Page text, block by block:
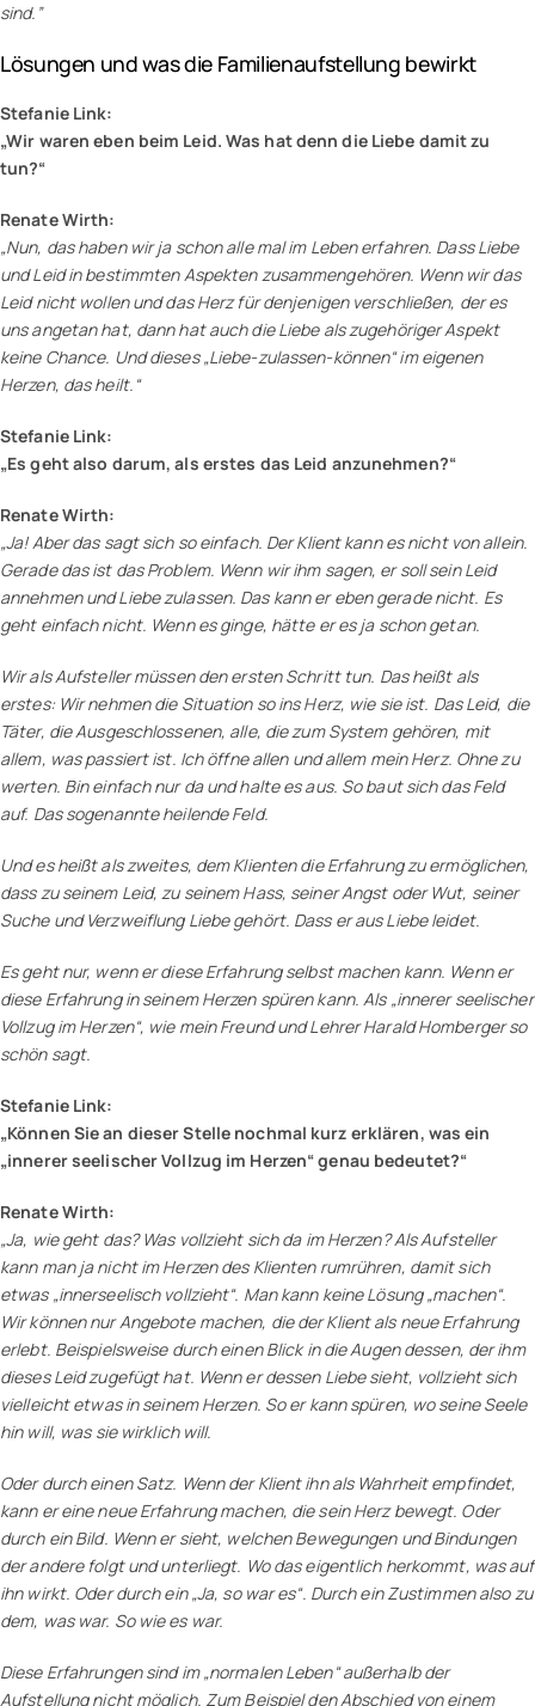
sind.”
Lösungen und was die Familienaufstellung bewirkt
Stefanie Link:
„Wir waren eben beim Leid. Was hat denn die Liebe damit zu
tun?“
Renate Wirth:
„Nun, das haben wir ja schon alle mal im Leben erfahren. Dass Liebe
und Leid in bestimmten Aspekten zusammengehören. Wenn wir das
Leid nicht wollen und das Herz für denjenigen verschließen, der es
uns angetan hat, dann hat auch die Liebe als zugehöriger Aspekt
keine Chance. Und dieses „Liebe-zulassen-können“ im eigenen
Herzen, das heilt.“
Stefanie Link:
„Es geht also darum, als erstes das Leid anzunehmen?“
Renate Wirth:
„Ja! Aber das sagt sich so einfach. Der Klient kann es nicht von allein.
Gerade das ist das Problem. Wenn wir ihm sagen, er soll sein Leid
annehmen und Liebe zulassen. Das kann er eben gerade nicht. Es
geht einfach nicht. Wenn es ginge, hätte er es ja schon getan.
Wir als Aufsteller müssen den ersten Schritt tun. Das heißt als
erstes: Wir nehmen die Situation so ins Herz, wie sie ist. Das Leid, die
Täter, die Ausgeschlossenen, alle, die zum System gehören, mit
allem, was passiert ist. Ich öffne allen und allem mein Herz. Ohne zu
werten. Bin einfach nur da und halte es aus. So baut sich das Feld
auf. Das sogenannte heilende Feld.
Und es heißt als zweites, dem Klienten die Erfahrung zu ermöglichen,
dass zu seinem Leid, zu seinem Hass, seiner Angst oder Wut, seiner
Suche und Verzweiflung Liebe gehört. Dass er aus Liebe leidet.
Es geht nur, wenn er diese Erfahrung selbst machen kann. Wenn er
diese Erfahrung in seinem Herzen spüren kann. Als „innerer seelischer
Vollzug im Herzen“, wie mein Freund und Lehrer Harald Homberger so
schön sagt.
Stefanie Link:
„Können Sie an dieser Stelle nochmal kurz erklären, was ein
„innerer seelischer Vollzug im Herzen“ genau bedeutet?“
Renate Wirth:
„Ja, wie geht das? Was vollzieht sich da im Herzen? Als Aufsteller
kann man ja nicht im Herzen des Klienten rumrühren, damit sich
etwas „innerseelisch vollzieht“. Man kann keine Lösung „machen“.
Wir können nur Angebote machen, die der Klient als neue Erfahrung
erlebt. Beispielsweise durch einen Blick in die Augen dessen, der ihm
dieses Leid zugefügt hat. Wenn er dessen Liebe sieht, vollzieht sich
vielleicht etwas in seinem Herzen. So er kann spüren, wo seine Seele
hin will, was sie wirklich will.
Oder durch einen Satz. Wenn der Klient ihn als Wahrheit empfindet,
kann er eine neue Erfahrung machen, die sein Herz bewegt. Oder
durch ein Bild. Wenn er sieht, welchen Bewegungen und Bindungen
der andere folgt und unterliegt. Wo das eigentlich herkommt, was auf
ihn wirkt. Oder durch ein „Ja, so war es“. Durch ein Zustimmen also zu
dem, was war. So wie es war.
Diese Erfahrungen sind im „normalen Leben“ außerhalb der
Aufstellung nicht möglich. Zum Beispiel den Abschied von einem